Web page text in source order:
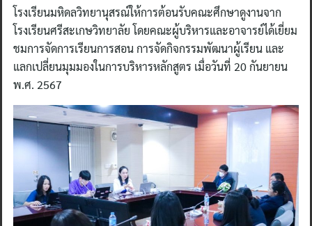
โรงเรียนมหิดลวิทยานุสรณ์ให้การต้อนรับคณะศึกษาดูงานจาก
โรงเรียนศรีสะเกษวิทยาลัย โดยคณะผู้บริหารและอาจารย์ได้เยี่ยม
ชมการจัดการเรียนการสอน การจัดกิจกรรมพัฒนาผู้เรียน และ
แลกเปลี่ยนมุมมองในการบริหารหลักสูตร เมื่อวันที่ 20 กันยายน
พ.ศ. 2567